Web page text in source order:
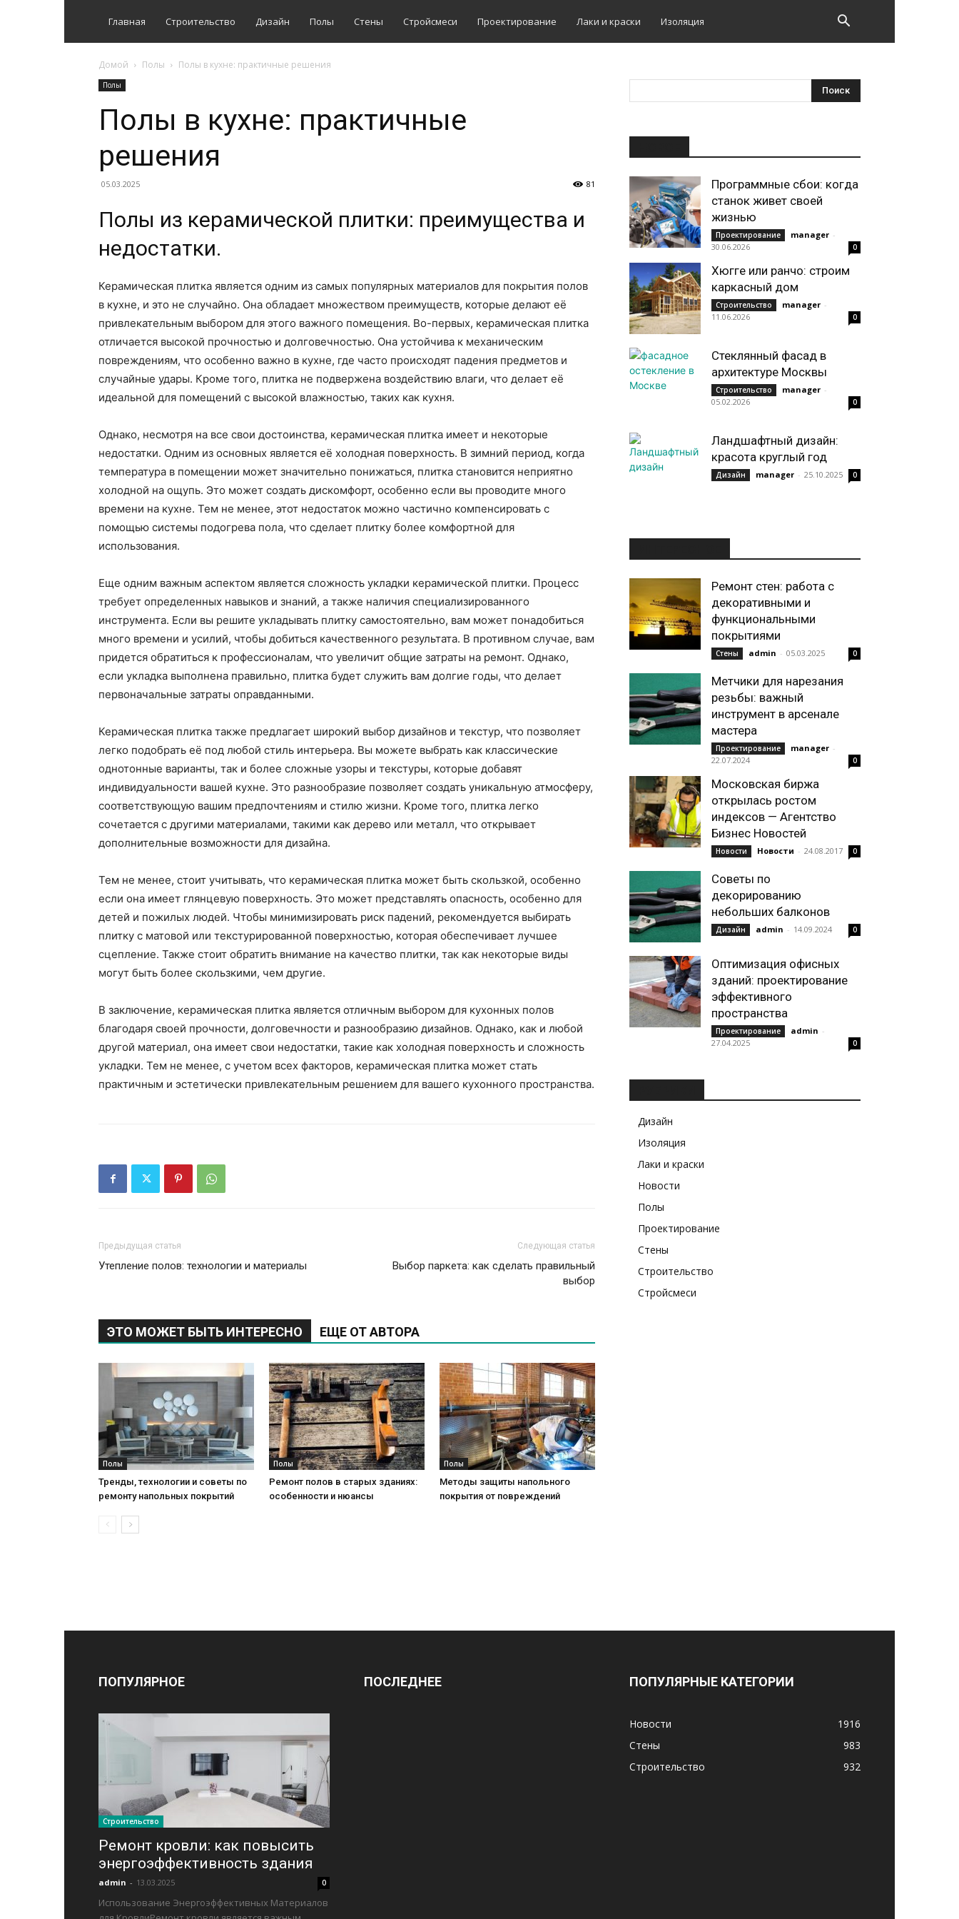
Главная Строительство Дизайн Полы Стены Стройсмеси Проектирование Лаки и краски Изоляция
Домой Полы Полы в кухне: практичные решения
Полы
Полы в кухне: практичные
решения
05.03.2025 81
Полы из керамической плитки: преимущества и
недостатки.
Керамическая плитка является одним из самых популярных материалов для покрытия полов
в кухне, и это не случайно. Она обладает множеством преимуществ, которые делают её
привлекательным выбором для этого важного помещения. Во-первых, керамическая плитка
отличается высокой прочностью и долговечностью. Она устойчива к механическим
повреждениям, что особенно важно в кухне, где часто происходят падения предметов и
случайные удары. Кроме того, плитка не подвержена воздействию влаги, что делает её
идеальной для помещений с высокой влажностью, таких как кухня.
Однако, несмотря на все свои достоинства, керамическая плитка имеет и некоторые
недостатки. Одним из основных является её холодная поверхность. В зимний период, когда
температура в помещении может значительно понижаться, плитка становится неприятно
холодной на ощупь. Это может создать дискомфорт, особенно если вы проводите много
времени на кухне. Тем не менее, этот недостаток можно частично компенсировать с
помощью системы подогрева пола, что сделает плитку более комфортной для
использования.
Еще одним важным аспектом является сложность укладки керамической плитки. Процесс
требует определенных навыков и знаний, а также наличия специализированного
инструмента. Если вы решите укладывать плитку самостоятельно, вам может понадобиться
много времени и усилий, чтобы добиться качественного результата. В противном случае, вам
придется обратиться к профессионалам, что увеличит общие затраты на ремонт. Однако,
если укладка выполнена правильно, плитка будет служить вам долгие годы, что делает
первоначальные затраты оправданными.
Керамическая плитка также предлагает широкий выбор дизайнов и текстур, что позволяет
легко подобрать её под любой стиль интерьера. Вы можете выбрать как классические
однотонные варианты, так и более сложные узоры и текстуры, которые добавят
индивидуальности вашей кухне. Это разнообразие позволяет создать уникальную атмосферу,
соответствующую вашим предпочтениям и стилю жизни. Кроме того, плитка легко
сочетается с другими материалами, такими как дерево или металл, что открывает
дополнительные возможности для дизайна.
Тем не менее, стоит учитывать, что керамическая плитка может быть скользкой, особенно
если она имеет глянцевую поверхность. Это может представлять опасность, особенно для
детей и пожилых людей. Чтобы минимизировать риск падений, рекомендуется выбирать
плитку с матовой или текстурированной поверхностью, которая обеспечивает лучшее
сцепление. Также стоит обратить внимание на качество плитки, так как некоторые виды
могут быть более скользкими, чем другие.
В заключение, керамическая плитка является отличным выбором для кухонных полов
благодаря своей прочности, долговечности и разнообразию дизайнов. Однако, как и любой
другой материал, она имеет свои недостатки, такие как холодная поверхность и сложность
укладки. Тем не менее, с учетом всех факторов, керамическая плитка может стать
практичным и эстетически привлекательным решением для вашего кухонного пространства.
Предыдущая статья
Утепление полов: технологии и материалы
Следующая статья
Выбор паркета: как сделать правильный
выбор
ЭТО МОЖЕТ БЫТЬ ИНТЕРЕСНО ЕЩЕ ОТ АВТОРА
Полы
Тренды, технологии и советы по
ремонту напольных покрытий
Полы
Ремонт полов в старых зданиях:
особенности и нюансы
Полы
Методы защиты напольного
покрытия от повреждений
Программные сбои: когда
станок живет своей
жизнью
Проектирование manager -
30.06.2026
0
Хюгге или ранчо: строим
каркасный дом
Строительство manager -
11.06.2026
0
Стеклянный фасад в
архитектуре Москвы
Строительство manager -
05.02.2026
0
Ландшафтный дизайн:
красота круглый год
Дизайн manager - 25.10.2025 0
Ремонт стен: работа с
декоративными и
функциональными
покрытиями
Стены admin - 05.03.2025 0
Метчики для нарезания
резьбы: важный
инструмент в арсенале
мастера
Проектирование manager -
22.07.2024
0
Московская биржа
открылась ростом
индексов — Агентство
Бизнес Новостей
Новости Новости - 24.08.2017 0
Советы по
декорированию
небольших балконов
Дизайн admin - 14.09.2024 0
Оптимизация офисных
зданий: проектирование
эффективного
пространства
Проектирование admin -
27.04.2025
0
Дизайн
Изоляция
Лаки и краски
Новости
Полы
Проектирование
Стены
Строительство
Стройсмеси
ПОПУЛЯРНОЕ
Строительство
Ремонт кровли: как повысить
энергоэффективность здания
admin - 13.03.2025 0
Использование Энергоэффективных Материалов
ПОСЛЕДНЕЕ ПОПУЛЯРНЫЕ КАТЕГОРИИ
Новости
1916
Стены
983
Строительство
932